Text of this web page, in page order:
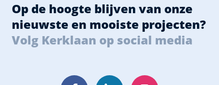
Op de hoogte blijven van onze
nieuwste en mooiste projecten?
Volg Kerklaan op social media